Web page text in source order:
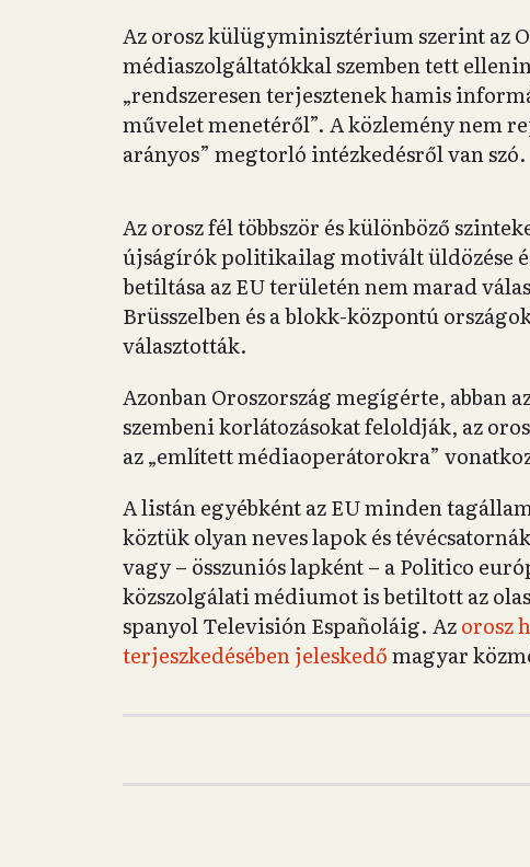
Az orosz külügyminisztérium szerint az
médiaszolgáltatókkal szemben tett
„rendszeresen terjesztenek hamis
művelet menetéről”. A közlemény nem
arányos” megtorló intézkedésről van szó.
Az orosz fél többször és különböző
újságírók politikailag motivált üldözése
betiltása az EU területén nem marad
Brüsszelben és a blokk-központú
választották.
Azonban Oroszország megígérte, abban
szembeni korlátozásokat feloldják, az
az „említett médiaoperátorokra”
A listán egyébként az EU minden
köztük olyan neves lapok és
vagy – összuniós lapként – a Politico
közszolgálati médiumot is betiltott az
spanyol Televisión Españoláig. Azorosz
terjeszkedésében jeleskedőmagyar